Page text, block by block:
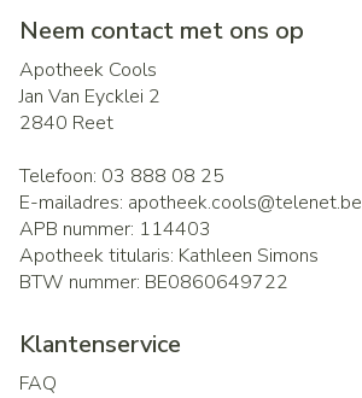
Neem contact met ons op
Apotheek Cools
Jan Van Eycklei 2
2840 Reet
Telefoon: 03 888 08 25
E-mailadres: apotheek.cools@telenet.be
APB nummer: 114403
Apotheek titularis: Kathleen Simons
BTW nummer: BE0860649722
Klantenservice
FAQ